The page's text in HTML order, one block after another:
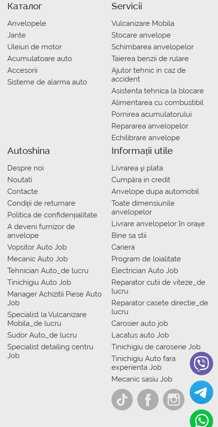
Каталог
Anvelopele
Jante
Uleiuri de motor
Acumulatoare auto
Accesorii
Sisteme de alarma auto
Servicii
Vulcanizare Mobila
Stocare anvelope
Schimbarea anvelopelor
Taierea benzii de rulare
Ajutor tehnic in caz de
accident
Asistenta tehnica la blocare
Alimentarea cu combustibil
Pornirea acumulatorului
Repararea anvelopelor
Echilibrare anvelope
Autoshina
Despre noi
Noutati
Contacte
Condiții de returnare
Politica de confidențialitate
A deveni furnizor de
anvelope
Vopsitor Auto Job
Mecanic Auto Job
Tehnician Auto_de lucru
Tinichigiu Auto Job
Manager Achizitii Piese Auto
Job
Specialist la Vulcanizare
Mobila_de lucru
Sudor Auto_de lucru
Specialist detailing centru
Job
Informații utile
Livrarea şi plata
Сumpăra in credit
Anvelope dupa automobil
Toate dimensiunile
anvelopelor
Livrare anvelopelor în orașe
Bine sa stii
Cariera
Program de loialitate
Electrician Auto Job
Reparator cutii de viteze_de
lucru
Reparator casete directie_de
lucru
Carosier auto job
Lacatus auto Job
Tinichigiu de caroserie Job
Tinichigiu Auto fara
experienta Job
Mecanic sasiu Job